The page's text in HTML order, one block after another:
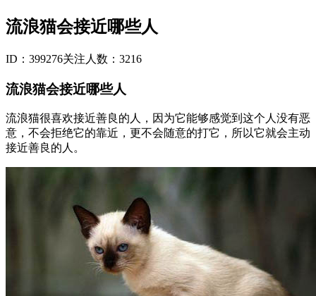
流浪猫会接近哪些人
ID：399276关注人数：3216
流浪猫会接近哪些人
流浪猫很喜欢接近善良的人，因为它能够感觉到这个人没有恶
意，不会拒绝它的靠近，更不会随意的打它，所以它就会主动
接近善良的人。